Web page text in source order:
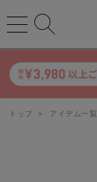
トップ > アイテム一覧